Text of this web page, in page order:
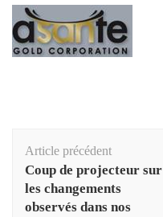
d'article
Article précédent
Coup de projecteur sur
les changements
observés dans nos